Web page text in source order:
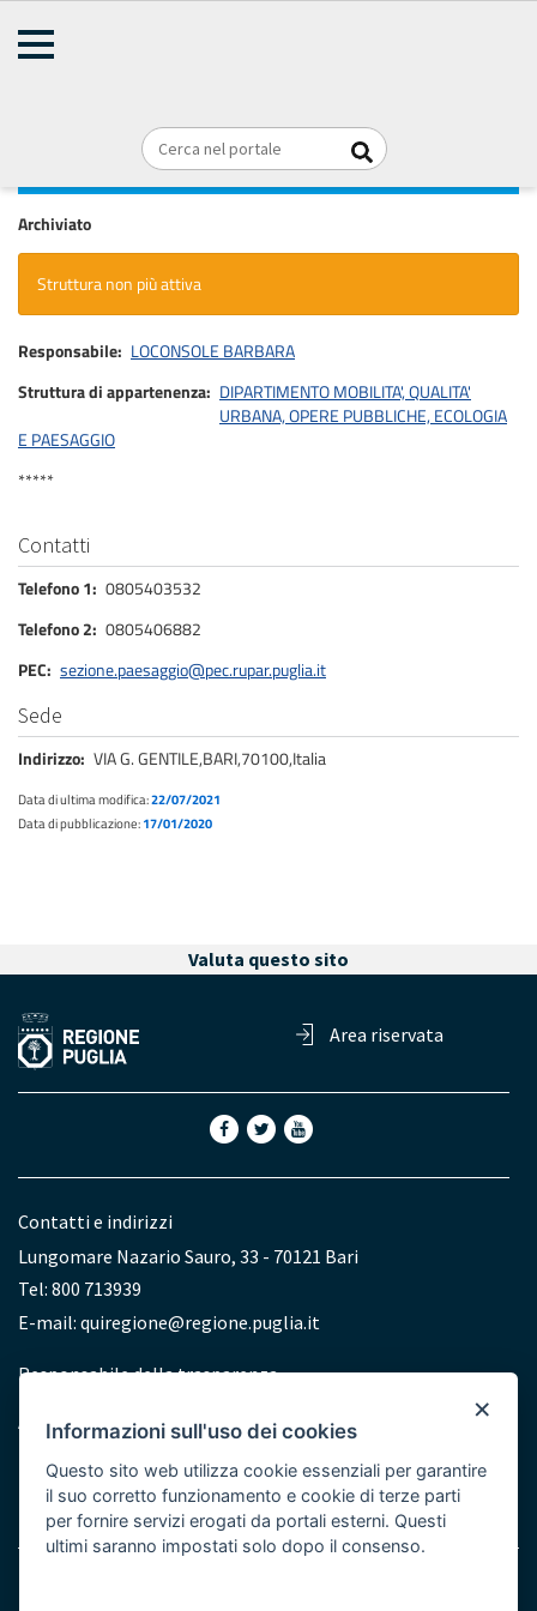
Home
SEZIONE TUTELA E VALORIZZAZIONE DEL
PAESAGGIO
Archiviato
Struttura non più attiva
Responsabile LOCONSOLE BARBARA
Struttura di appartenenza DIPARTIMENTO MOBILITA', QUALITA'
URBANA, OPERE PUBBLICHE, ECOLOGIA
E PAESAGGIO
*****
Contatti
Telefono 1
0805403532
Telefono 2 0805406882
PEC sezione.paesaggio@pec.rupar.puglia.it
Sede
Indirizzo VIA G. GENTILE,BARI,70100,Italia
Data di ultima modifica:22/07/2021
Data di pubblicazione:17/01/2020
Valuta questo sito
Area riservata
Contatti e indirizzi
Lungomare Nazario Sauro, 33 - 70121 Bari
Tel: 800 713939
E-mail: quiregione@regione.puglia.it
Redazione
Responsabile della trasparenza
Accessibilità
×
Informazioni sull'uso dei cookies
Questo sito web utilizza cookie essenziali per garantire
il suo corretto funzionamento e cookie di terze parti
per fornire servizi erogati da portali esterni. Questi
ultimi saranno impostati solo dopo il consenso.